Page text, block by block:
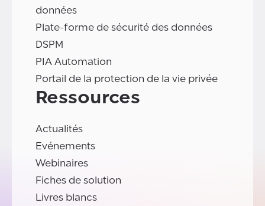
données
Plate-forme de sécurité des données
DSPM
PIA Automation
Portail de la protection de la vie privée
Ressources
Actualités
Evénements
Webinaires
Fiches de solution
Livres blancs